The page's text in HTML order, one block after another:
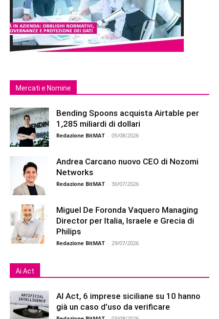
Mercati e Nomine
Bending Spoons acquista Airtable per
1,285 miliardi di dollari
Redazione BitMAT - 05/08/2026
Andrea Carcano nuovo CEO di Nozomi
Networks
Redazione BitMAT - 30/07/2026
Miguel De Foronda Vaquero Managing
Director per Italia, Israele e Grecia di
Philips
Redazione BitMAT - 29/07/2026
Ai Act
AI Act, 6 imprese siciliane su 10 hanno
già un caso d’uso da verificare